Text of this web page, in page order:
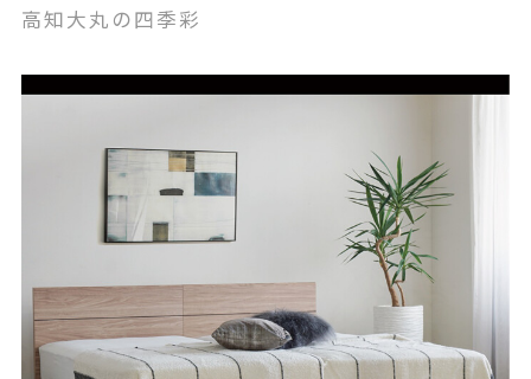
高知大丸の四季彩